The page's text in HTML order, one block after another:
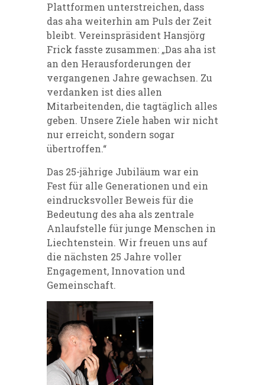
Plattformen unterstreichen, dass
das aha weiterhin am Puls der Zeit
bleibt. Vereinspräsident Hansjörg
Frick fasste zusammen: „Das aha ist
an den Herausforderungen der
vergangenen Jahre gewachsen. Zu
verdanken ist dies allen
Mitarbeitenden, die tagtäglich alles
geben. Unsere Ziele haben wir nicht
nur erreicht, sondern sogar
übertroffen.“
Das 25-jährige Jubiläum war ein
Fest für alle Generationen und ein
eindrucksvoller Beweis für die
Bedeutung des aha als zentrale
Anlaufstelle für junge Menschen in
Liechtenstein. Wir freuen uns auf
die nächsten 25 Jahre voller
Engagement, Innovation und
Gemeinschaft.